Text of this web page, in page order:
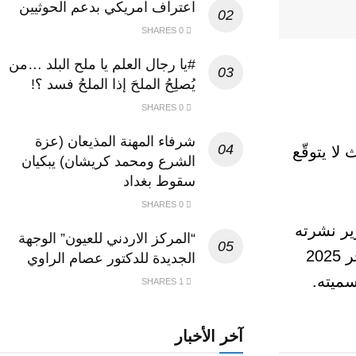
لا يتوقّع
نشرته
البريطانية، ليُطلق تحذيرًا صريحًا: “حدث كبير” سيضرب العائلة المالكة بين أواخر 2025
اعتراف امريكي بدعم الحوثيين
#يا رجال العلم يا ملح البلد …من
يُصلِحُ الملحَ إذا الملحُ فسد ؟!
شرفاء المهنة المذيعان (عزة
الشرع ومحمد كريشان) يبكيان
سقوط بغداد
“المركز الاردني للعيون” الوجهة
الجديدة للدكتور عصام الراوي
آخر الأخبار